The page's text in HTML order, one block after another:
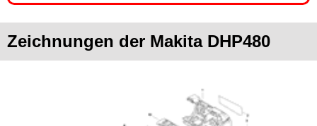
Zeichnungen der Makita DHP480